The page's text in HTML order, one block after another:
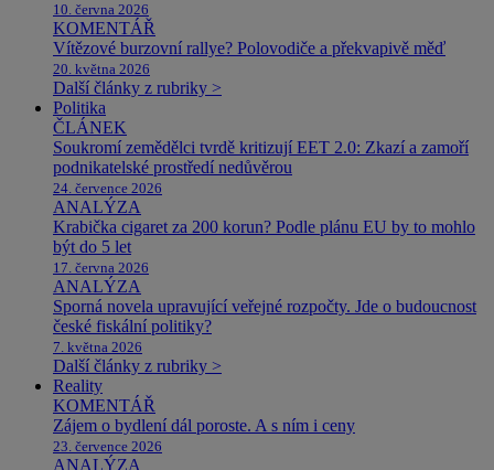
10. června 2026
KOMENTÁŘ
Vítězové burzovní rallye? Polovodiče a překvapivě měď
20. května 2026
Další články z rubriky >
Politika
ČLÁNEK
Soukromí zemědělci tvrdě kritizují EET 2.0: Zkazí a zamoří
podnikatelské prostředí nedůvěrou
24. července 2026
ANALÝZA
Krabička cigaret za 200 korun? Podle plánu EU by to mohlo
být do 5 let
17. června 2026
ANALÝZA
Sporná novela upravující veřejné rozpočty. Jde o budoucnost
české fiskální politiky?
7. května 2026
Další články z rubriky >
Reality
KOMENTÁŘ
Zájem o bydlení dál poroste. A s ním i ceny
23. července 2026
ANALÝZA